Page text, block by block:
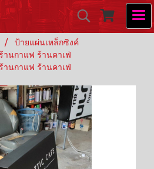
ป้ายแผ่นเหล็กซิงค์
านกาแฟ ร้านคาเฟ่
านกาแฟ ร้านคาเฟ่